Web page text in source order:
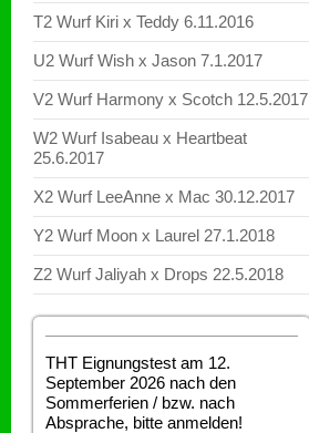
T2 Wurf Kiri x Teddy 6.11.2016
U2 Wurf Wish x Jason 7.1.2017
V2 Wurf Harmony x Scotch 12.5.2017
W2 Wurf Isabeau x Heartbeat
25.6.2017
X2 Wurf LeeAnne x Mac 30.12.2017
Y2 Wurf Moon x Laurel 27.1.2018
Z2 Wurf Jaliyah x Drops 22.5.2018
THT Eignungstest am 12.
September 2026 nach den
Sommerferien / bzw. nach
Absprache, bitte anmelden!